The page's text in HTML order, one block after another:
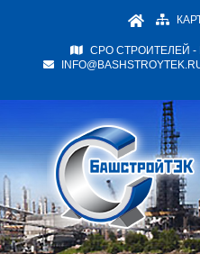
СРО СТРОИТЕЛЕЙ -